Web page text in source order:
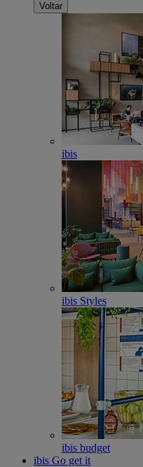
Voltar
ibis
ibis Styles
ibis budget
ibis Go get it